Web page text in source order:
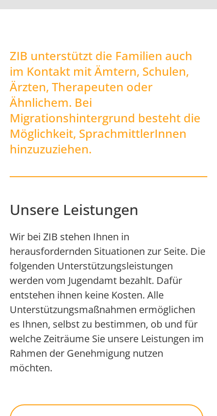
ZIB unterstützt die Familien auch
im Kontakt mit Ämtern, Schulen,
Ärzten, Therapeuten oder
Ähnlichem. Bei
Migrationshintergrund besteht die
Möglichkeit, SprachmittlerInnen
hinzuzuziehen.
Unsere Leistungen
Wir bei ZIB stehen Ihnen in
herausfordernden Situationen zur Seite. Die
folgenden Unterstützungsleistungen
werden vom Jugendamt bezahlt. Dafür
entstehen ihnen keine Kosten. Alle
Unterstützungsmaßnahmen ermöglichen
es Ihnen, selbst zu bestimmen, ob und für
welche Zeiträume Sie unsere Leistungen im
Rahmen der Genehmigung nutzen
möchten.